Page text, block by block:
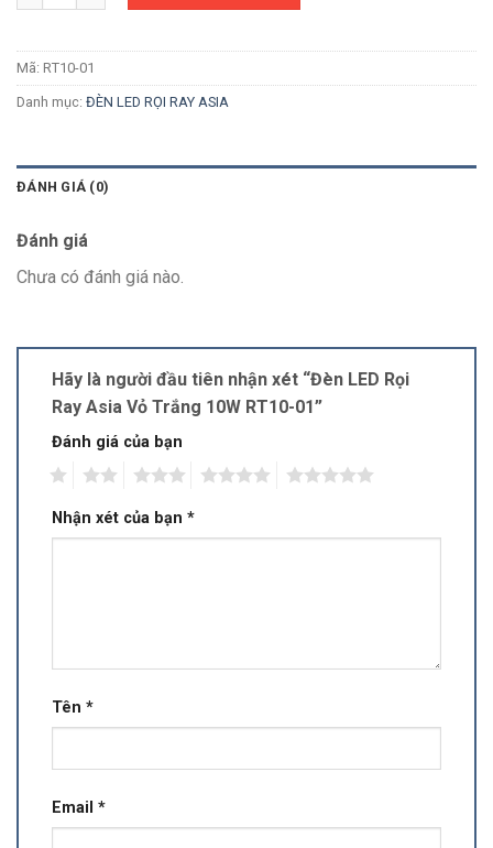
Mã: RT10-01
Danh mục: ĐÈN LED RỌI RAY ASIA
ĐÁNH GIÁ (0)
Đánh giá
Chưa có đánh giá nào.
Hãy là người đầu tiên nhận xét “Đèn LED Rọi
Ray Asia Vỏ Trắng 10W RT10-01”
Đánh giá của bạn
Nhận xét của bạn *
Tên *
Email *